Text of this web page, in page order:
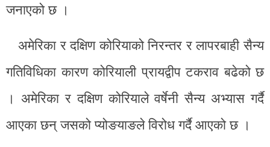
जनाएको छ ।
अमेरिका र दक्षिण कोरियाको निरन्तर र लापरबाही सैन्य
गतिविधिका कारण कोरियाली प्रायद्वीप टकराव बढेको छ
। अमेरिका र दक्षिण कोरियाले वर्षेनी सैन्य अभ्यास गर्दै
आएका छन् जसको प्योङयाङले विरोध गर्दै आएको छ ।